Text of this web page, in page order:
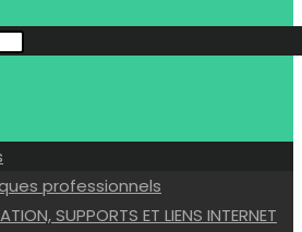
professionnels
SUPPORTS ET LIENS INTERNET